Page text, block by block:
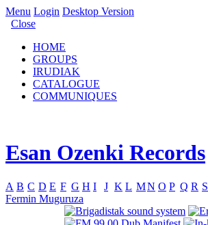
Menu Login Desktop Version
Close
HOME
GROUPS
IRUDIAK
CATALOGUE
COMMUNIQUES
Esan Ozenki Records
A B C D E F G H I J K L MN O P Q R S
Fermin Muguruza